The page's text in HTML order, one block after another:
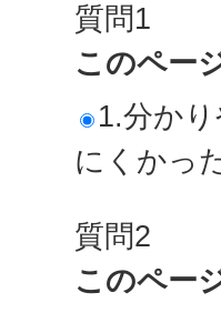
質問1
このペー
1.分か
にくかっ
質問2
このペー